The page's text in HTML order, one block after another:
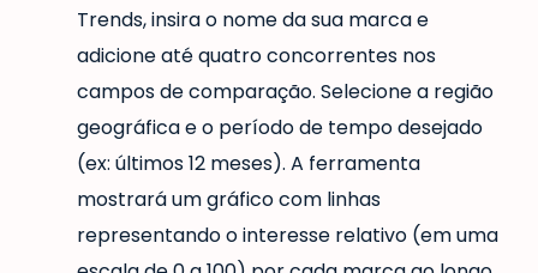
Trends, insira o nome da sua marca e
adicione até quatro concorrentes nos
campos de comparação. Selecione a região
geográfica e o período de tempo desejado
(ex: últimos 12 meses). A ferramenta
mostrará um gráfico com linhas
representando o interesse relativo (em uma